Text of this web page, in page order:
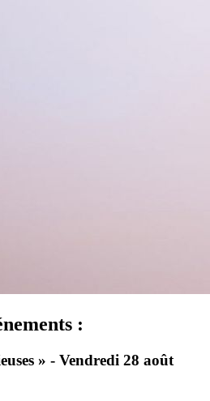
:
» - Vendredi 28 août